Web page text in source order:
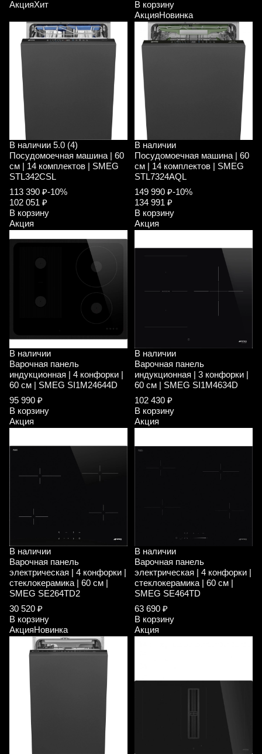
АкцияХит
В корзину
АкцияНовинка
В наличии 5.0 (4)
Посудомоечная машина | 60
см | 14 комплектов | SMEG
STL342CSL
113 390 ₽-10%
102 051 ₽
В корзину
Акция
В наличии
Посудомоечная машина | 60
см | 14 комплектов | SMEG
STL7324AQL
149 990 ₽-10%
134 991 ₽
В корзину
Акция
В наличии
Варочная панель
индукционная | 4 конфорки |
60 см | SMEG SI1M24644D
95 990 ₽
В корзину
Акция
В наличии
Варочная панель
индукционная | 3 конфорки |
60 см | SMEG SI1M4634D
102 430 ₽
В корзину
Акция
В наличии
Варочная панель
электрическая | 4 конфорки |
стеклокерамика | 60 см |
SMEG SE264TD2
30 520 ₽
В корзину
АкцияНовинка
В наличии
Варочная панель
электрическая | 4 конфорки |
стеклокерамика | 60 см |
SMEG SE464TD
63 690 ₽
В корзину
Акция